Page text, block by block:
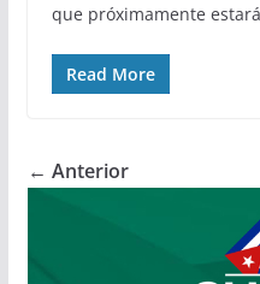
que próximamente
Read More
← Anterior